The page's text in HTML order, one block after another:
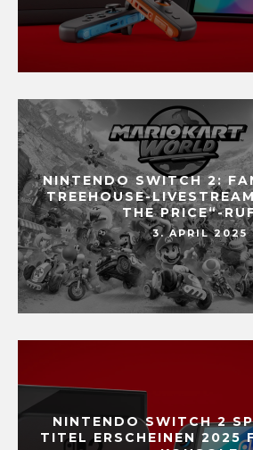
NINTENDO SWITCH 2:
TREEHOUSE-
THE PRICE“-
3. APRIL 2025
NINTENDO SWITCH 2
TITEL ERSCHEINEN 2025